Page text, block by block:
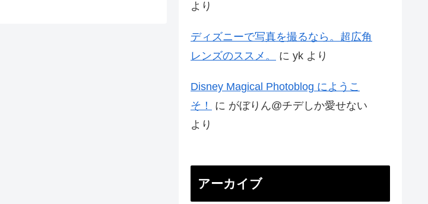
より
ディズニーで写真を撮るなら。超広角
レンズのススメ。
に yk より
Disney Magical Photoblog にようこ
そ！
に がぼりん@チデしか愛せない
より
アーカイブ